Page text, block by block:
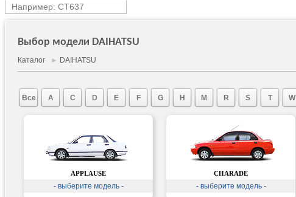
Выбор модели DAIHATSU
Каталог ► DAIHATSU
Все A C D E F G H M R S T W
APPLAUSE
- выберите модель -
CHARADE
- выберите модель -